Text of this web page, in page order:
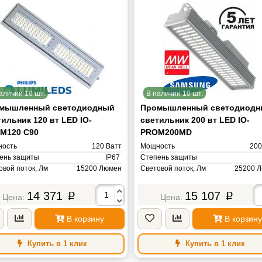
10 шт.
светодиодный
120 вт LED IO-
C90
120 Ватт
защиты
IP67
поток, Лм
15200 Люмен
питания
AC ~220V Вольт
светового потока°
90 гр
14 371 p
В корзину
Купить в 1 клик
В наличии 10 шт.
Промышленный
светильник 200 вт LED IO-
PROM200MD
Мощность
Степень защиты
Световой поток, Лм
25200
Напряжение питания
AC ~220V
Угол светового потока°
Масса
15 107 p
В корзину
Купить в 1 клик